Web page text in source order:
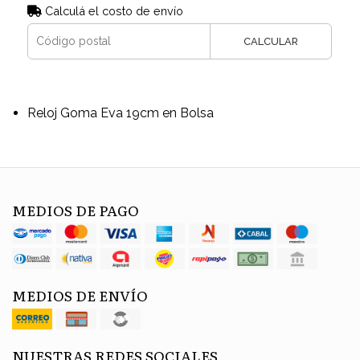
Calculá el costo de envío
CALCULAR
Reloj Goma Eva 19cm en Bolsa
MEDIOS DE PAGO
MEDIOS DE ENVÍO
NUESTRAS REDES SOCIALES